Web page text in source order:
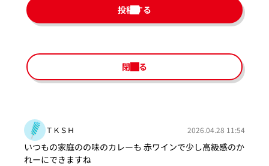
投稿する
閉じる
ＴＫＳＨ 2026.04.28 11:54
いつもの家庭のの味のカレーも 赤ワインで少し高級感のか
れーにできますね